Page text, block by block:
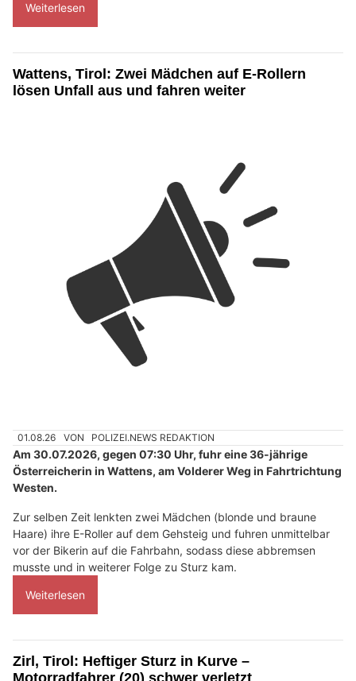
Weiterlesen
Wattens, Tirol: Zwei Mädchen auf E-Rollern
lösen Unfall aus und fahren weiter
01.08.26 VON POLIZEI.NEWS REDAKTION
Am 30.07.2026, gegen 07:30 Uhr, fuhr eine 36-jährige
Österreicherin in Wattens, am Volderer Weg in Fahrtrichtung
Westen.
Zur selben Zeit lenkten zwei Mädchen (blonde und braune
Haare) ihre E-Roller auf dem Gehsteig und fuhren unmittelbar
vor der Bikerin auf die Fahrbahn, sodass diese abbremsen
musste und in weiterer Folge zu Sturz kam.
Weiterlesen
Zirl, Tirol: Heftiger Sturz in Kurve –